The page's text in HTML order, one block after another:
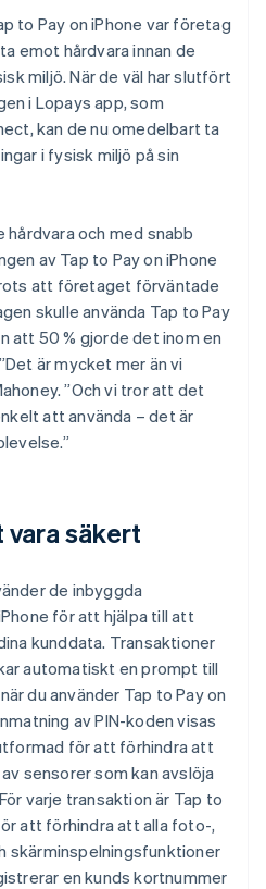
to Pay on iPhone var företag
emot hårdvara innan de
miljö. När de väl har slutfört
i Lopays app, som
kan de nu omedelbart ta
i fysisk miljö på sin
och med snabb
av Tap to Pay on iPhone
att företaget förväntade
skulle använda Tap to Pay
att 50 % gjorde det inom en
är mycket mer än vi
”Och vi tror att det
att använda – det är
säkert
de inbyggda
för att hjälpa till att
kunddata. Transaktioner
automatiskt en prompt till
du använder Tap to Pay on
av PIN-koden visas
för att förhindra att
sensorer som kan avslöja
varje transaktion är Tap to
att förhindra att alla foto-,
skärminspelningsfunktioner
en kunds kortnummer